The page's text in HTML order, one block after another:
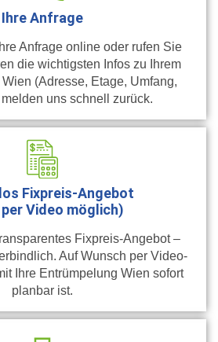
Ihre Anfrage
Anfrage online oder rufen Sie
die wichtigsten Infos zu Ihrem
(Adresse, Etage, Umfang,
uns schnell zurück.
Fixpreis-Angebot
Video möglich)
Fixpreis-Angebot –
Auf Wunsch per Video-
Ihre Entrümpelung Wien sofort
planbar ist.